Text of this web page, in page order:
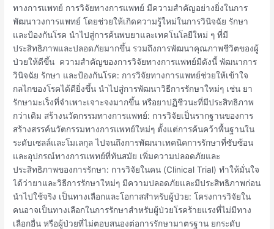
ทางการแพทย์ การวิจัยทางการแพทย์ มีความสำคัญอย่างยิ่งในการ
พัฒนาวงการแพทย์ โดยช่วยให้เกิดความรู้ใหม่ในการวินิจฉัย รักษา
และป้องกันโรค นำไปสู่การค้นพบยาและเทคโนโลยีใหม่ ๆ ที่มี
ประสิทธิภาพและปลอดภัยมากขึ้น รวมถึงการพัฒนาคุณภาพชีวิตของผู้
ป่วยให้ดีขึ้น ความสำคัญของการวิจัยทางการแพทย์มีดังนี้ พัฒนาการ
วินิจฉัย รักษา และป้องกันโรค: การวิจัยทางการแพทย์ช่วยให้เข้าใจ
กลไกของโรคได้ดียิ่งขึ้น นำไปสู่การพัฒนาวิธีการรักษาใหม่ๆ เช่น ยา
รักษามะเร็งที่จำเพาะเจาะจงมากขึ้น หรือยาปฏิชีวนะที่มีประสิทธิภาพ
กว่าเดิม สร้างนวัตกรรมทางการแพทย์: การวิจัยเป็นรากฐานของการ
สร้างสรรค์นวัตกรรมทางการแพทย์ใหม่ๆ ตั้งแต่การค้นคว้าพื้นฐานใน
ระดับเซลล์และโมเลกุล ไปจนถึงการพัฒนาเทคนิคการรักษาที่ซับซ้อน
และอุปกรณ์ทางการแพทย์ที่ทันสมัย เพิ่มความปลอดภัยและ
ประสิทธิภาพของการรักษา: การวิจัยในคน (Clinical Trial) ทำให้มั่นใจ
ได้ว่ายาและวิธีการรักษาใหม่ๆ มีความปลอดภัยและมีประสิทธิภาพก่อน
นำไปใช้จริง เป็นทางเลือกและโอกาสสำหรับผู้ป่วย: โครงการวิจัยใน
คนอาจเป็นทางเลือกในการรักษาสำหรับผู้ป่วยโรคร้ายแรงที่ไม่มีทาง
เลือกอื่น หรือผู้ป่วยที่ไม่ตอบสนองต่อการรักษามาตรฐาน ยกระดับ